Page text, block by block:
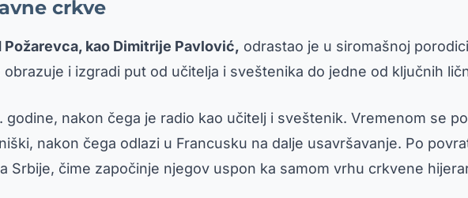
crkve
Požarevca, kao Dimitrije Pavlović, odrastao je u siromašnoj
i izgradi put od učitelja i sveštenika do jedne od ključnih
godine, nakon čega je radio kao učitelj i sveštenik. Vremenom se
nakon čega odlazi u Francusku na dalje usavršavanje. Po
Srbije, čime započinje njegov uspon ka samom vrhu crkvene